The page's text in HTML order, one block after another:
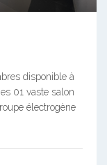
disponible à
01 vaste salon
électrogène